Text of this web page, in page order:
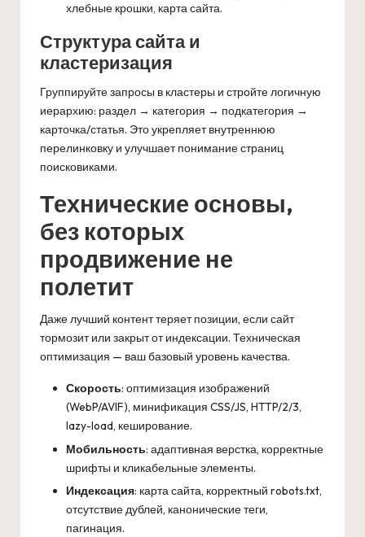
хлебные крошки, карта сайта.
Структура сайта и
кластеризация
Группируйте запросы в кластеры и стройте логичную
иерархию: раздел → категория → подкатегория →
карточка/статья. Это укрепляет внутреннюю
перелинковку и улучшает понимание страниц
поисковиками.
Технические основы,
без которых
продвижение не
полетит
Даже лучший контент теряет позиции, если сайт
тормозит или закрыт от индексации. Техническая
оптимизация — ваш базовый уровень качества.
Скорость: оптимизация изображений
(WebP/AVIF), минификация CSS/JS, HTTP/2/3,
lazy-load, кеширование.
Мобильность: адаптивная верстка, корректные
шрифты и кликабельные элементы.
Индексация: карта сайта, корректный robots.txt,
отсутствие дублей, канонические теги,
пагинация.